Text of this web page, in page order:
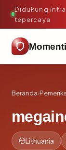
Didukung
tepercaya
Beranda›
Lithuania